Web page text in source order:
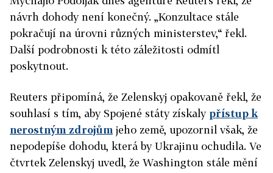
návrh dohody není konečný. „Konzultace stále
pokračují na úrovni různých ministerstev,“ řekl.
Další podrobnosti k této záležitosti odmítl
poskytnout.
Reuters připomíná, že Zelenskyj opakovaně řekl, že
souhlasí s tím, aby Spojené státy získaly přístup k
nerostným zdrojům jeho země, upozornil však, že
nepodepíše dohodu, která by Ukrajinu ochudila. Ve
čtvrtek Zelenskyj uvedl, že Washington stále mění